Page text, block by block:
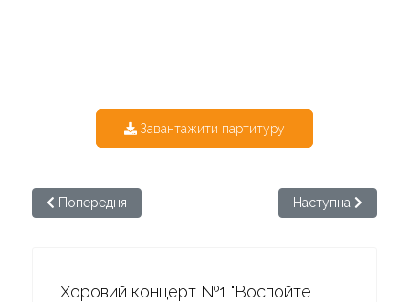
Завантажити партитуру
Попередня стаття: Бортнянський. Хоровий концерт №17
Попередня Наступна стаття:
Наступна
Хоровий концерт №1 "Воспойте